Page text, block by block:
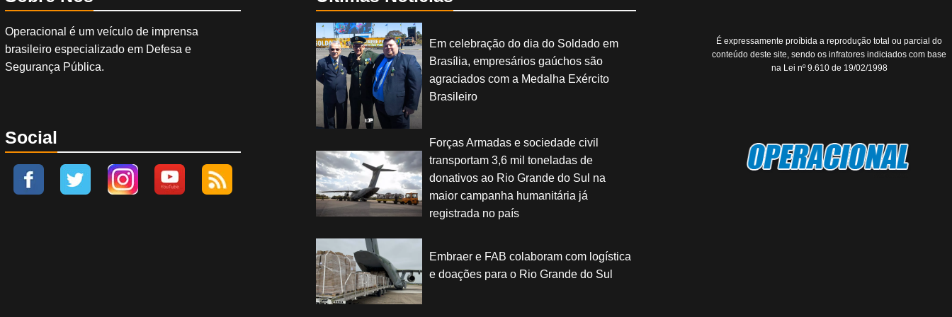
Operacional é um veículo de imprensa
brasileiro especializado em Defesa e
Segurança Pública.
Social
Em celebração do dia do Soldado em
Brasília, empresários gaúchos são
agraciados com a Medalha Exército
Brasileiro
Forças Armadas e sociedade civil
transportam 3,6 mil toneladas de
donativos ao Rio Grande do Sul na
maior campanha humanitária já
registrada no país
Embraer e FAB colaboram com logística
e doações para o Rio Grande do Sul
É expressamente proíbida a reprodução total ou parcial do
conteúdo deste site, sendo os infratores indiciados com base
na Lei nº 9.610 de 19/02/1998